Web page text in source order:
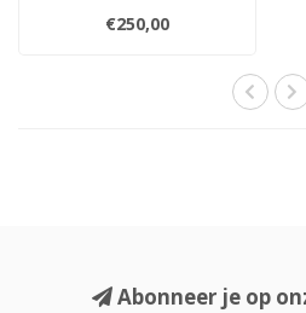
CD80 Sig, CD100 Sig,
CD200 Sig) en d..
€250,00
Abonneer je op